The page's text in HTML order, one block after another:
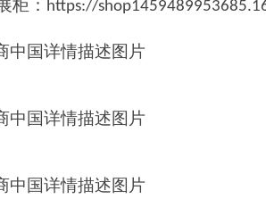
柜： https://